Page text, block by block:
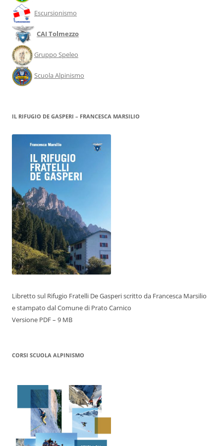
Escursionismo
CAI Tolmezzo
Gruppo Speleo
Scuola Alpinismo
IL RIFUGIO DE GASPERI – FRANCESCA MARSILIO
Libretto sul Rifugio Fratelli De Gasperi scritto da Francesca Marsilio
e stampato dal Comune di Prato Carnico
Versione PDF – 9 MB
CORSI SCUOLA ALPINISMO